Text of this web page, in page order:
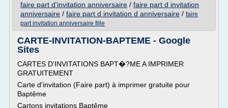
faire part d'invitation anniversaire / faire part d invitation
anniversaire / faire part d invitation d anniversaire / faire
part invitation anniversaire fille
CARTE-INVITATION-BAPTEME - Google
Sites
CARTES D'INVITATIONS BAPT�?ME A IMPRIMER
GRATUITEMENT
Carte d'invitation (Faire part) à imprimer gratuite pour
Baptême
Cartons invitations Baptême